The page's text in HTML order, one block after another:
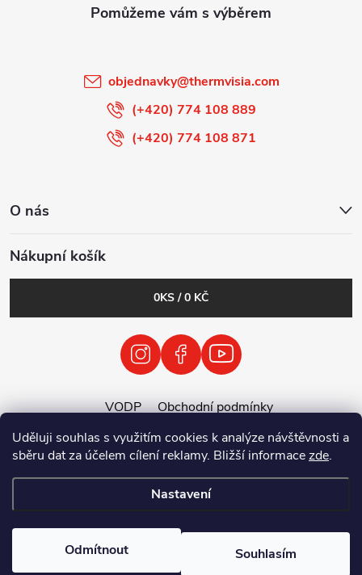
Uděluji souhlas s využitím cookies k analýze návštěvnosti a
sběru dat za účelem cílení reklamy. Bližší informacezde.
Nastavení
Odmítnout Souhlasím
objednavky@thermvisia.com
(+420) 774 108 889
(+420) 774 108 871
O nás
Nákupní košík
0KS /0 KČ
VODP
Obchodní podmínky
Zásady zpracování osobních údajů
Zpětný odběr vysloužilých elektrozařízení / baterií
Všechna práva vyhrazena.